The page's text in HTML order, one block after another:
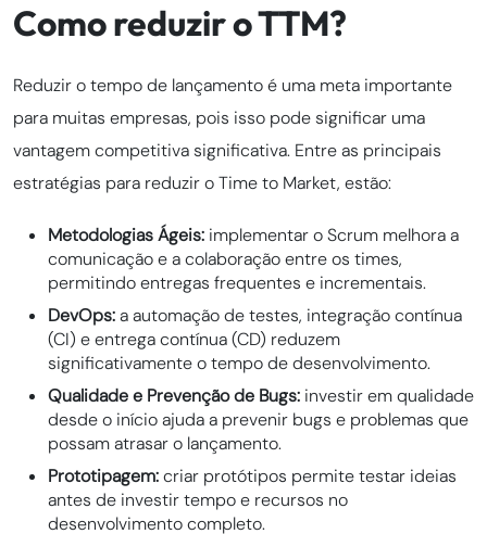
Como reduzir o TTM?
Reduzir o tempo de lançamento é uma meta importante
para muitas empresas, pois isso pode significar uma
vantagem competitiva significativa. Entre as principais
estratégias para reduzir o Time to Market, estão:
Metodologias Ágeis: implementar o Scrum melhora a
comunicação e a colaboração entre os times,
permitindo entregas frequentes e incrementais.
DevOps:a automação de testes, integração contínua
(CI) e entrega contínua (CD) reduzem
significativamente o tempo de desenvolvimento.
Qualidade e Prevenção de Bugs: investir em qualidade
desde o início ajuda a prevenir bugs e problemas que
possam atrasar o lançamento.
Prototipagem:criar protótipos permite testar ideias
antes de investir tempo e recursos no
desenvolvimento completo.